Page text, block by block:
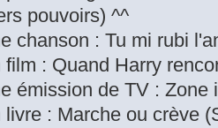
pouvoirs) ^^
chanson : Tu mi rubi
: Quand Harry
émission de TV : Zone
: Marche ou crève